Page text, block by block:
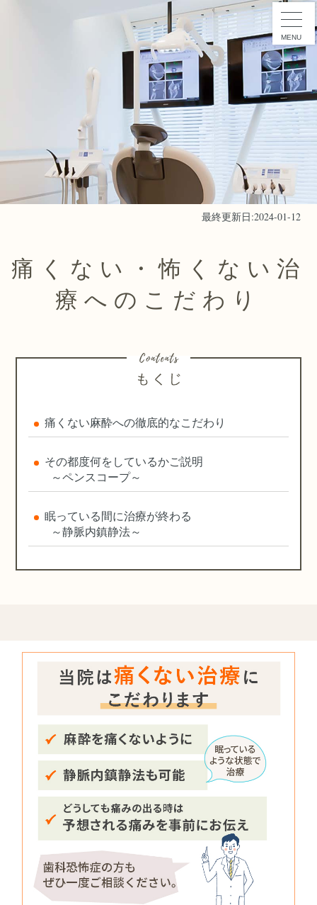
MENU
最終更新日:2024-01-12
痛くない・怖くない治
療へのこだわり
痛くない麻酔への徹底的なこだわり
その都度何をしているかご説明
～ペンスコープ～
眠っている間に治療が終わる
～静脈内鎮静法～